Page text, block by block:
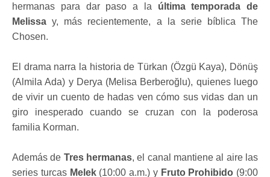
hermanas para dar paso a la última temporada de
Melissa y, más recientemente, a la serie bíblica The
Chosen.
El drama narra la historia de Türkan (Özgü Kaya), Dönüş
(Almila Ada) y Derya (Melisa Berberoğlu), quienes luego
de vivir un cuento de hadas ven cómo sus vidas dan un
giro inesperado cuando se cruzan con la poderosa
familia Korman.
Además de Tres hermanas, el canal mantiene al aire las
series turcas Melek(10:00 a.m.) y Fruto Prohibido (9:00